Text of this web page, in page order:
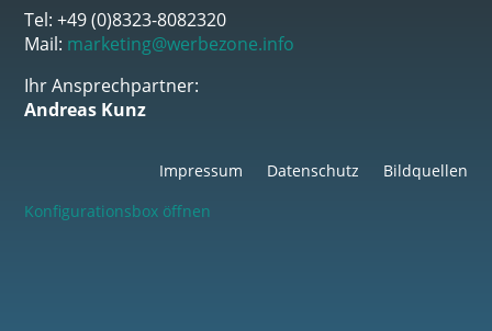
Tel: +49 (0)8323-8082320
Mail: marketing@werbezone.info
Ihr Ansprechpartner:
Andreas Kunz
Impressum Datenschutz
Bildquellen
Konfigurationsbox öffnen